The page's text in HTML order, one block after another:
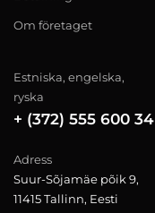
Om företaget
Estniska, engelska,
ryska
+ (372) 555 600 34
Adress
Suur-Sõjamäe põik 9,
11415 Tallinn, Eesti